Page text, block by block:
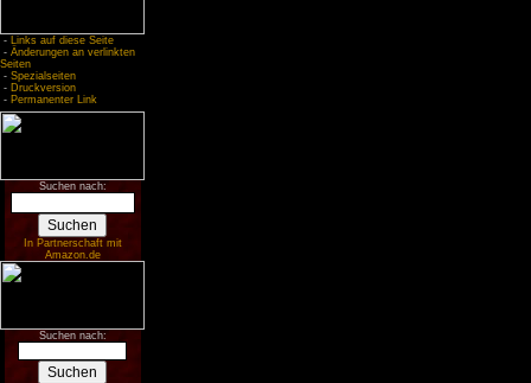
- Links auf diese Seite
- Änderungen an verlinkten
Seiten
- Spezialseiten
- Druckversion
- Permanenter Link
Suchen nach:
In Partnerschaft mit
Amazon.de
Suchen nach: